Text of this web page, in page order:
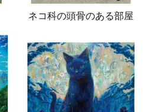
ネコ科の頭骨のある部屋